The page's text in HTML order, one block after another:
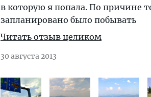
в которую я попала. По причине
запланировано было побывать
Читать отзыв целиком
30 августа 2013